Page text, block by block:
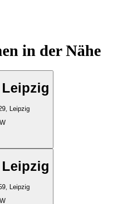
in der Nähe
Leipzig
Leipzig